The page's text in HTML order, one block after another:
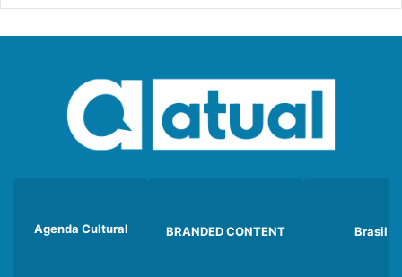
Agenda Cultural BRANDED CONTENT Brasil